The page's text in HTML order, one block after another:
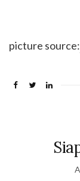
picture source: